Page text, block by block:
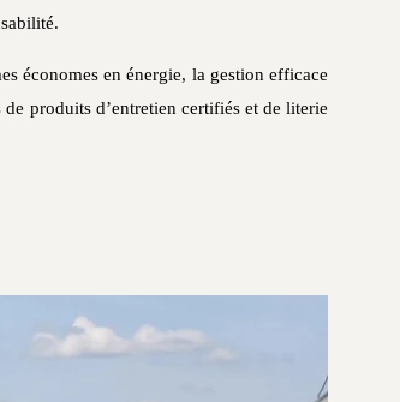
économes en énergie, la gestion efficace
produits d’entretien certifiés et de literie